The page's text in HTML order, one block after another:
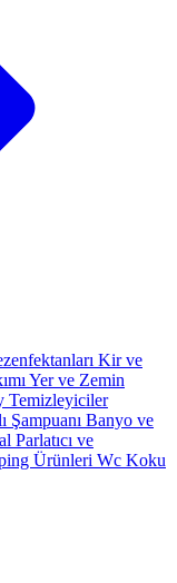
Kir ve
Yer ve Zemin
Temizleyiciler
Şampuanı Banyo ve
Parlatıcı ve
Ürünleri Wc Koku